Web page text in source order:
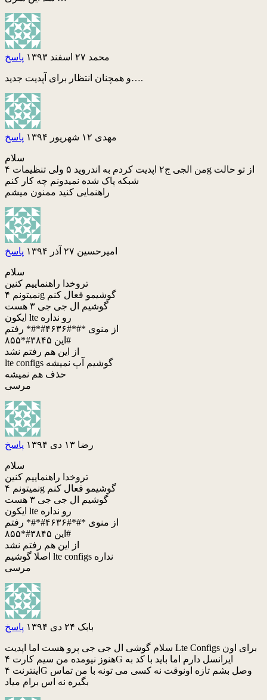
محمد ۲۷ اسفند ۱۳۹۳ پاسخ
و همچنان انتظار برای آپدیت جدید….
مهدی ۱۲ شهریور ۱۳۹۴ پاسخ
سلام
من الجی ج۲ اپدیت کردم به اندروید ۵ ولی تنظیمات ۴g از تو حالت
شبکه پاک شده نمیدونم چه کار کنم
راهنمایی کنید ممنون میشم
امیرحسین ۲۷ آذر ۱۳۹۴ پاسخ
سلام
تروخدا راهنماییم کنین
نمیتونم ۴g گوشیمو فعال کنم
گوشیم ال جی جی ۳ هست
ایکون lte رو نداره
از منوی *#*#۴۶۳۶#*#* رفتم
این ۳۸۴۵#*۸۵۵#
از این هم رفتم نشد
lte configs گوشیم آپ نمیشه
حذف هم نمیشه
مرسی
رضا ۱۳ دی ۱۳۹۴ پاسخ
سلام
تروخدا راهنماییم کنین
نمیتونم ۴g گوشیمو فعال کنم
گوشیم ال جی جی ۳ هست
ایکون lte رو نداره
از منوی *#*#۴۶۳۶#*#* رفتم
این ۳۸۴۵#*۸۵۵#
از این هم رفتم نشد
اصلا گوشیم lte configs نداره
مرسی
بابک ۲۴ دی ۱۳۹۴ پاسخ
سلام گوشی ال جی جی پرو هست اما اپدیت Lte Configs برای اون
هنوز نیومده من سیم کارت ۴G ایرانسل دارم اما باید با کد به
اینترنت ۴G وصل بشم تازه اونوقت نه کسی می تونه با من تماس
بگیره نه اس برام میاد